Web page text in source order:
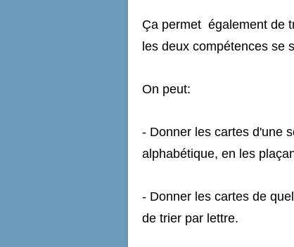
Ça permet également de
les deux compétences se
On peut:
- Donner les cartes d'une
alphabétique, en les
- Donner les cartes de
de trier par lettre.